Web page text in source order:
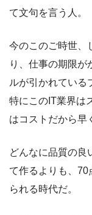
て文句を言う人。
今のこのご時世、
り、仕事の期限が
ルが引かれている
特にこのIT業界は
はコストだから早
どんなに品質の良
て作るよりも、70
られる時代だ。